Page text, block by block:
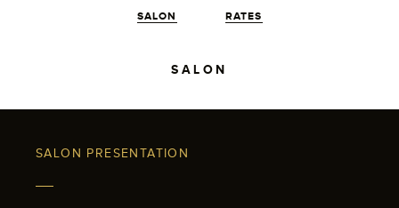
SALON RATES
SALON
SALON PRESENTATION